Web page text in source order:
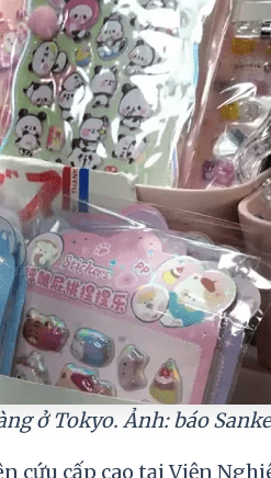
ở Tokyo. Ảnh: báo
cứu cấp cao tại Viện